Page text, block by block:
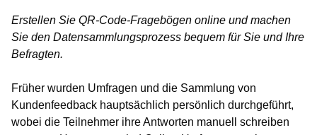
Erstellen Sie QR-Code-Fragebögen online und machen
Sie den Datensammlungsprozess bequem für Sie und Ihre
Befragten.
Früher wurden Umfragen und die Sammlung von
Kundenfeedback hauptsächlich persönlich durchgeführt,
wobei die Teilnehmer ihre Antworten manuell schreiben